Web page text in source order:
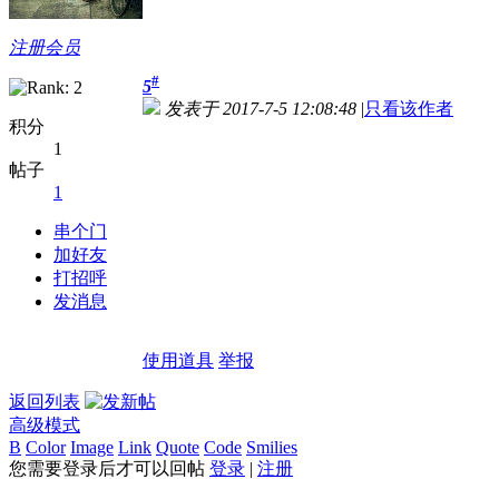
注册会员
积分
1
帖子
1
串个门
加好友
打招呼
发消息
5#
发表于 2017-7-5 12:08:48 |只看该作者
使用道具 举报
返回列表
高级模式
B Color Image Link Quote Code Smilies
您需要登录后才可以回帖 登录 | 注册